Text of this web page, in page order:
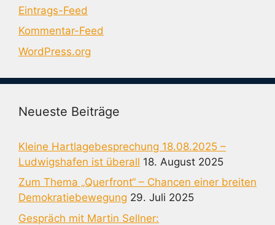
Eintrags-Feed
Kommentar-Feed
WordPress.org
Neueste Beiträge
Kleine Hartlagebesprechung 18.08.2025 –
Ludwigshafen ist überall 18. August 2025
Zum Thema „Querfront“ – Chancen einer breiten
Demokratiebewegung 29. Juli 2025
Gespräch mit Martin Sellner: